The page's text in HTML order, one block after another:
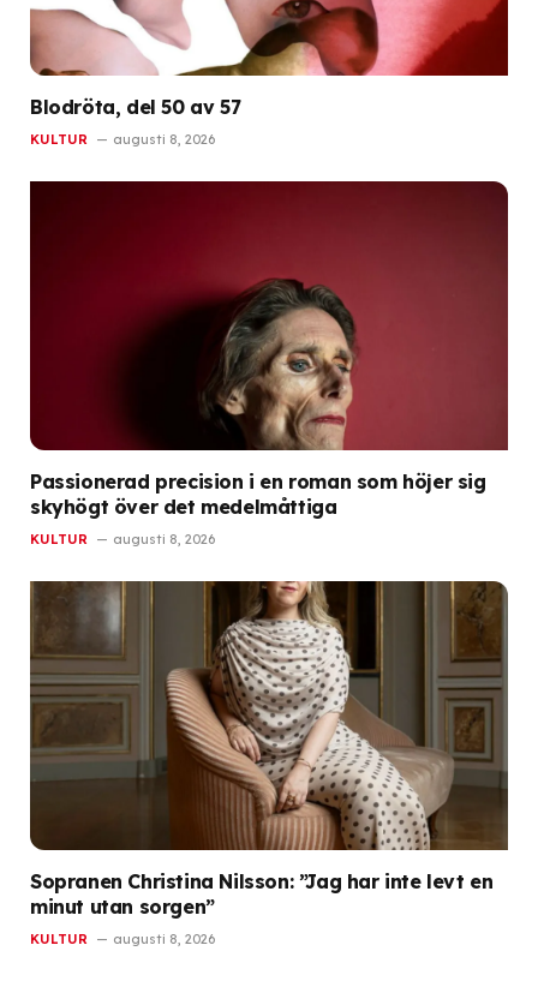
Blodröta, del 50 av 57
KULTUR augusti 8, 2026
Passionerad precision i en roman som höjer sig
skyhögt över det medelmåttiga
KULTUR augusti 8, 2026
Sopranen Christina Nilsson: ”Jag har inte levt en
minut utan sorgen”
KULTUR augusti 8, 2026